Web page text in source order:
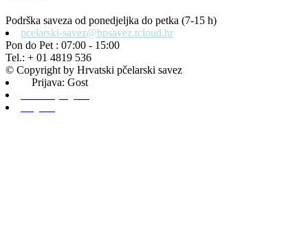
Podrška saveza od ponedjeljka do petka (7-15 h)
pcelarski-savez@hpsavez.tcloud.hr
Pon do Pet : 07:00 - 15:00
Tel.: + 01 4819 536
© Copyright by Hrvatski pčelarski savez
Prijava: Gost